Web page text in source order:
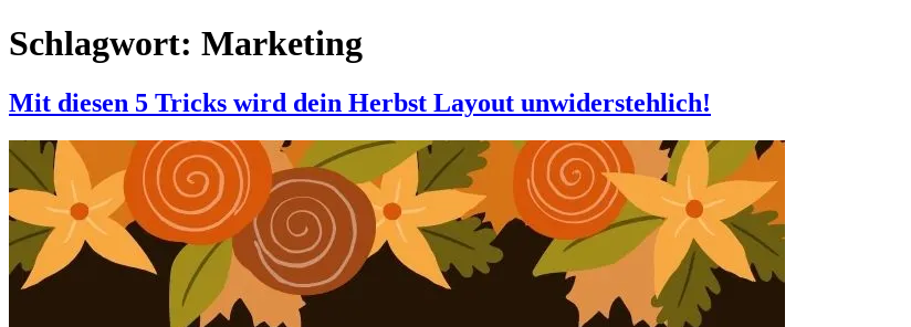
Schlagwort: Marketing
Mit diesen 5 Tricks wird dein Herbst Layout unwiderstehlich!